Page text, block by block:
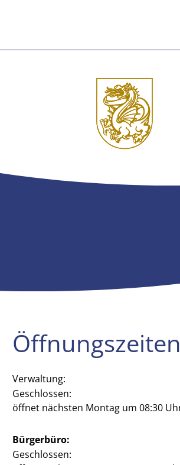
Öffnungszeiten
Verwaltung:
Klicken, um weitere Öffnungs- oder
Geschlossen:
öffnet nächsten Montag um 08:30
Bürgerbüro:
Klicken, um weitere Öffnungs- oder
Geschlossen: